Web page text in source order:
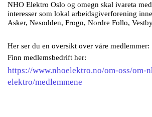
NHO Elektro Oslo og omegn skal ivareta
interesser som lokal arbeidsgiverforening
Asker, Nesodden, Frogn, Nordre Follo,
Her ser du en oversikt over våre medlemmer:
Finn medlemsbedrift her:
https://www.nhoelektro.no/om-oss/om-
elektro/medlemmene